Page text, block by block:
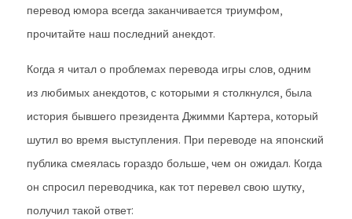
перевод юмора всегда заканчивается триумфом,
прочитайте наш последний анекдот.
Когда я читал о проблемах перевода игры слов, одним
из любимых анекдотов, с которыми я столкнулся, была
история бывшего президента Джимми Картера, который
шутил во время выступления. При переводе на японский
публика смеялась гораздо больше, чем он ожидал. Когда
он спросил переводчика, как тот перевел свою шутку,
получил такой ответ: